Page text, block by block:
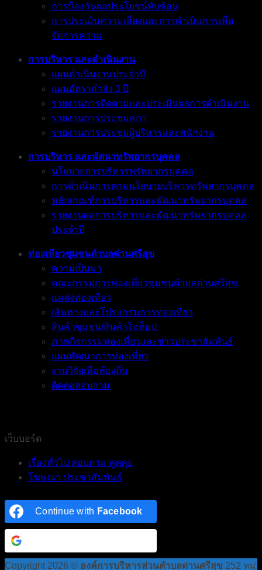
การป้องกันผลประโยชน์ทับซ้อน
การประเมินความเสี่ยงและการดำเนินการเพื่อ
จัดการความ
การบริหาร และดำเนินงาน
แผนดำเนินงานประจำปี
แผนอัตรากำลัง 3 ปี
รายงานการติดตามและประเมินผลการดำเนินงาน
รายงานการประชุมสภา
รายงานการประชุมผู้บริหารและพนักงาน
การบริหาร และพัตนาทรัพยากรบุคคล
นโยบายการบริหารทรัพยากรบุคคล
การดำเนินการตามนโยบายบริหารทรัพยากรบุคคล
หลักเกณฑ์การบริหารและพัฒนาทรัพยากรบุคคล
รายงานผลการบริหารและพัฒนาทรัพยากรบุคคล
ประจำปี
ท่องเที่ยวชุมชนตำบลด่านศรีสุข
ความเป็นมา
คณะกรรมการท่องเที่ยวชุมชนตำบลด่านศรีสุข
แหล่งท่องเที่ยว
เส้นทางและโปรแกรมการท่องเที่ยว
สินค้าชุมชน/สินค้าโอท็อป
ภาพกิจกรรมท่องเที่ยวและข่าวประชาสัมพันธ์
แผนพัฒนาการท่องเที่ยว
งานวิจัยเพื่อท้องถิ่น
ติดต่อสอบถาม
เว็บบอร์ด
เรื่องทั่วไป สอบถาม พูดคุย
โฆษณา ประชาสัมพันธ์
Continue with Facebook
Copyright 2026 © องค์การบริหารส่วนตำบลด่านศรีสุข 252 หมู่